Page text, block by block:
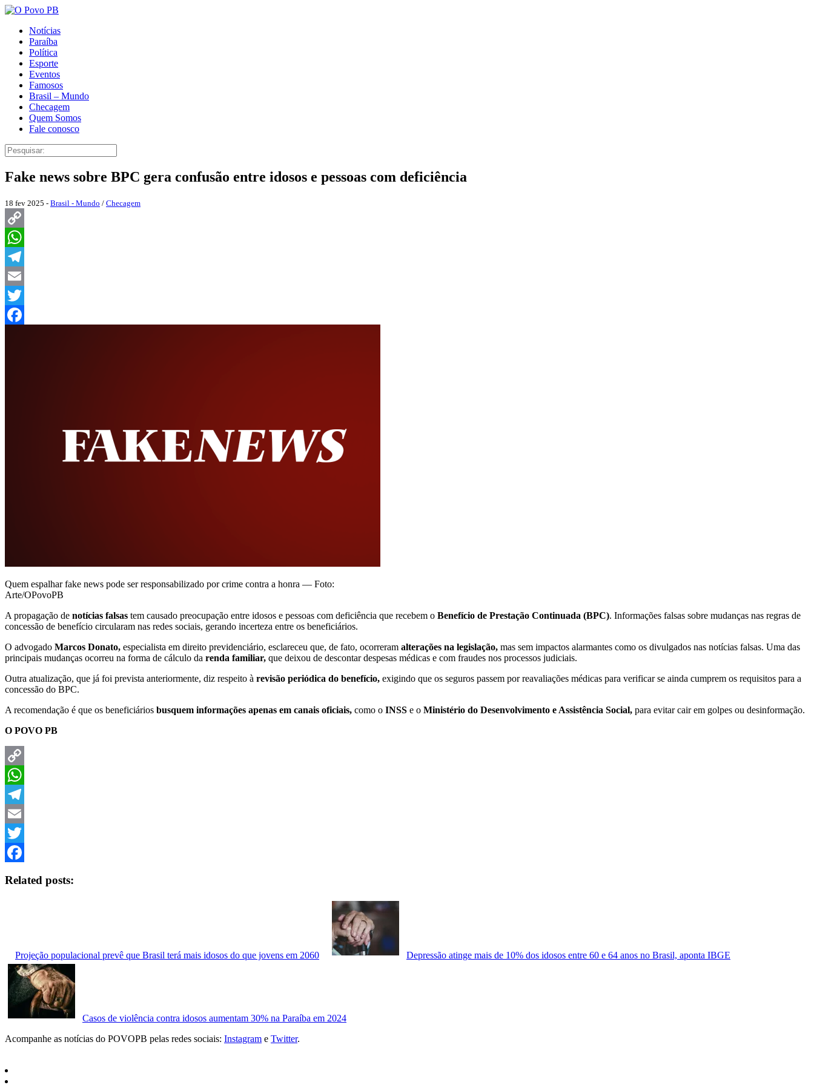
Notícias
Paraíba
Política
Esporte
Eventos
Famosos
Brasil – Mundo
Checagem
Quem Somos
Fale conosco
Fake news sobre BPC gera confusão entre idosos e pessoas com deficiência
18 fev 2025 - Brasil - Mundo / Checagem
Copy
Link
WhatsApp
Telegram
Email
Twitter
Quem espalhar fake news pode ser responsabilizado por crime contra a honra — Foto:
Arte/OPovoPB
A propagação de notícias falsas tem causado preocupação entre idosos e pessoas com deficiência que recebem o Benefício de Prestação Continuada (BPC). Informações falsas sobre mudanças nas regras de
concessão de benefício circularam nas redes sociais, gerando incerteza entre os beneficiários.
O advogado Marcos Donato, especialista em direito previdenciário, esclareceu que, de fato, ocorreram alterações na legislação, mas sem impactos alarmantes como os divulgados nas notícias falsas. Uma das
principais mudanças ocorreu na forma de cálculo da renda familiar, que deixou de descontar despesas médicas e com fraudes nos processos judiciais.
Outra atualização, que já foi prevista anteriormente, diz respeito à revisão periódica do benefício, exigindo que os seguros passem por reavaliações médicas para verificar se ainda cumprem os requisitos para a
concessão do BPC.
A recomendação é que os beneficiários busquem informações apenas em canais oficiais, como o INSS e o Ministério do Desenvolvimento e Assistência Social, para evitar cair em golpes ou desinformação.
O POVO PB
Copy
Link
WhatsApp
Telegram
Email
Twitter
Related posts:
Projeção populacional prevê que Brasil terá mais idosos do que jovens em 2060 Depressão atinge mais de 10% dos idosos entre 60 e 64 anos no Brasil, aponta IBGE
Casos de violência contra idosos aumentam 30% na Paraíba em 2024
Acompanhe as notícias do POVOPB pelas redes sociais: Instagram e Twitter.